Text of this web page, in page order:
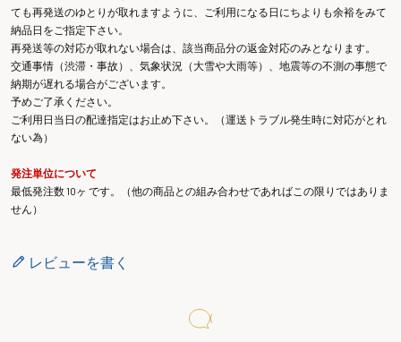
ても再発送のゆとりが取れますように、ご利用になる日にちよりも余裕をみて
納品日をご指定下さい。
再発送等の対応が取れない場合は、該当商品分の返金対応のみとなります。
交通事情（渋滞・事故）、気象状況（大雪や大雨等）、地震等の不測の事態で
納期が遅れる場合がございます。
予めご了承ください。
ご利用日当日の配達指定はお止め下さい。（運送トラブル発生時に対応がとれ
ない為）
発注単位について
最低発注数 10ヶ です。（他の商品との組み合わせであればこの限りではありま
せん）
レビューを書く